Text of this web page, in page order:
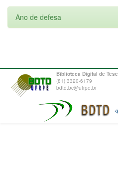
Ano de defesa
Biblioteca Digital de
(81) 3320-6179
bdtd.bc@ufrpe.br